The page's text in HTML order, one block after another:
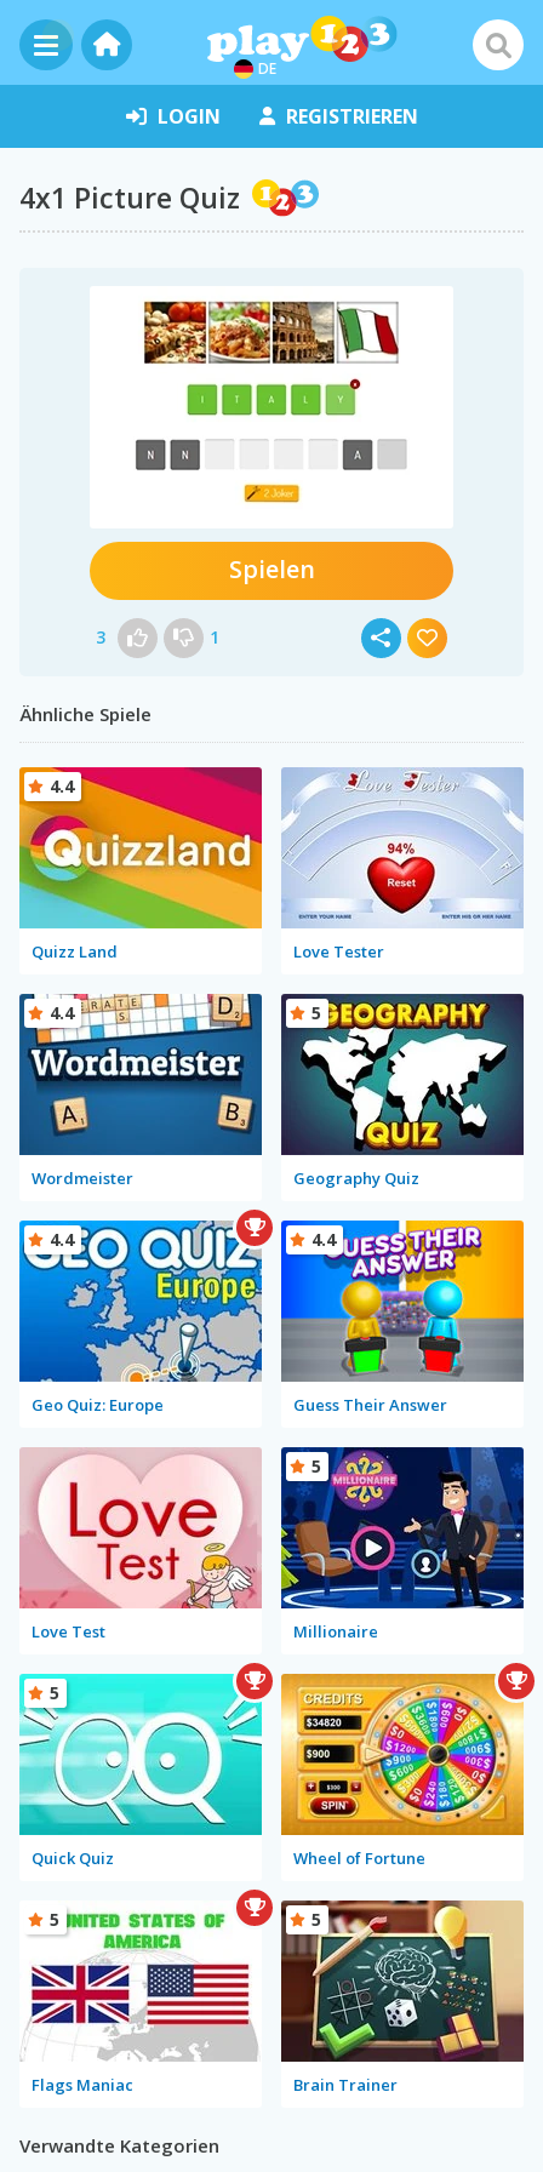
DE
LOGIN REGISTRIEREN
4x1 Picture Quiz
Spielen
3 1
Ähnliche Spiele
Quizz Land
4.4
Love Tester
Wordmeister
4.4
Geography Quiz
5
Geo Quiz: Europe
4.4
Guess Their Answer
4.4
Love Test Millionaire
5
Quick Quiz
5
Wheel of Fortune
Flags Maniac
5
Brain Trainer
5
Verwandte Kategorien